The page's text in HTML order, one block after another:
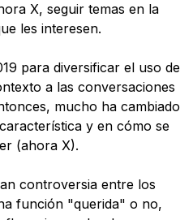
X, seguir temas en la
les interesen.
para diversificar el uso de
a las conversaciones
mucho ha cambiado
y en cómo se
(ahora X).
controversia entre los
función "querida" o no,